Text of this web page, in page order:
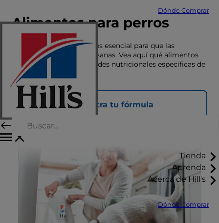
Dónde Comprar
Tienda
Aprenda
Acerca de Hill's
Dónde Comprar
Alimentos para perros
Una nutrición adecuada es esencial para que las
mascotas vivan felices y sanas. Vea aquí qué alimentos
se adaptan a las necesidades nutricionales específicas de
su mascota.
Encuentra tu fórmula